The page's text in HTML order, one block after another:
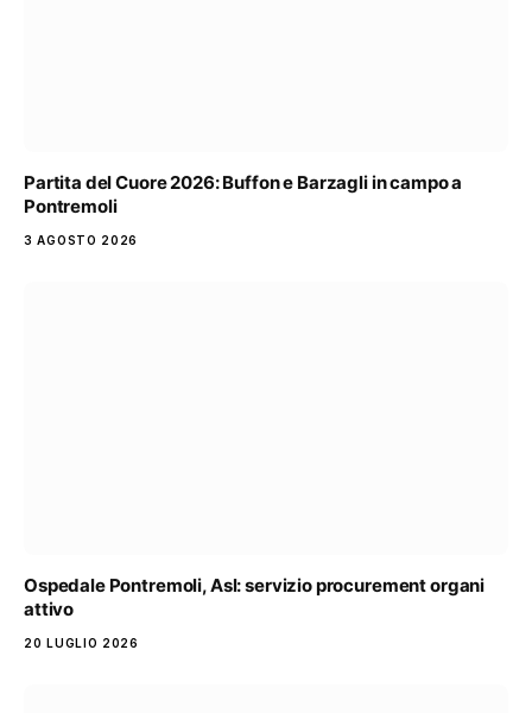
Partita del Cuore 2026: Buffon e Barzagli in campo a
Pontremoli
3 AGOSTO 2026
Ospedale Pontremoli, Asl: servizio procurement organi
attivo
20 LUGLIO 2026